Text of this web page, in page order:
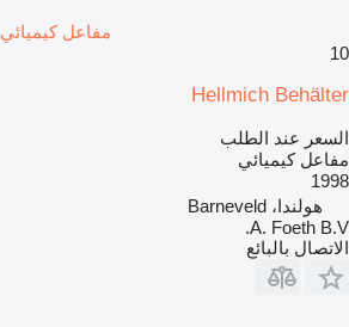
مفاعل كيميائي Hellmich Behälter
10
Hellmich Behälter
السعر عند الطلب
مفاعل كيميائي
1998
هولندا، Barneveld
A. Foeth B.V.
الاتصال بالبائع